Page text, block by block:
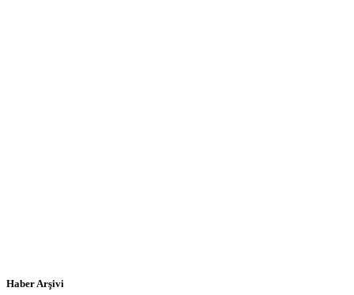
Haber Arşivi